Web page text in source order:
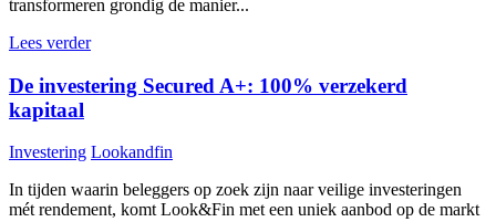
transformeren grondig de manier...
Lees verder
De investering Secured A+: 100% verzekerd
kapitaal
Investering Lookandfin
In tijden waarin beleggers op zoek zijn naar veilige investeringen
mét rendement, komt Look&Fin met een uniek aanbod op de markt